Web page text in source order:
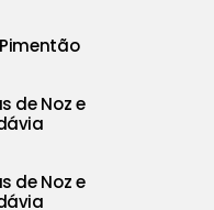
de Noz e
de Noz e